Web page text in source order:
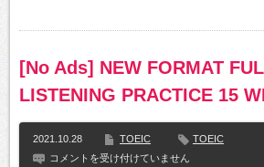
[No Ads] NEW FORMAT
LISTENING PRACTICE 15
2021.10.28 TOEIC
TOEIC
[No
コメントを受け付けていません